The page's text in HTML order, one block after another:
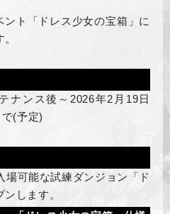
ント「ドレス少女の宝箱」に
ナンス後～2026年2月19日
(予定)
場可能な試練ダンジョン「ド
します。